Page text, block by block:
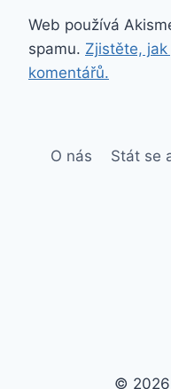
Web používá
spamu. Zjistěte,
komentářů.
O nás Stát se
© 2026